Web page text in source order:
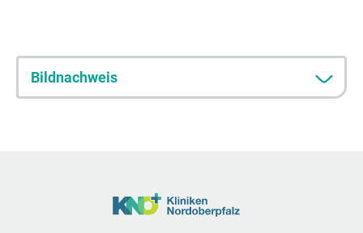
Bildnachweis